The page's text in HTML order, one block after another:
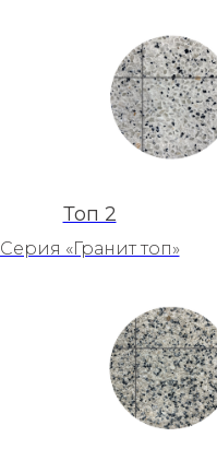
Топ 2
Серия «Гранит топ»